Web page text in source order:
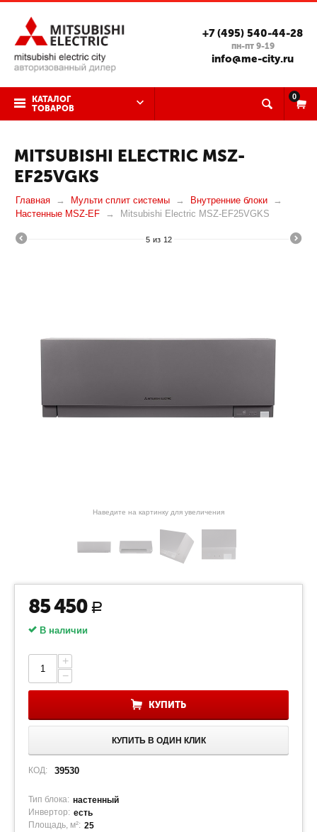
+7 (495) 540-44-28
пн-пт 9-19
info@me-city.ru
КАТАЛОГ
ТОВАРОВ
0
MITSUBISHI ELECTRIC MSZ-
EF25VGKS
Главная Мульти сплит системы
Внутренние блоки
Настенные MSZ-EF
Mitsubishi Electric MSZ-EF25VGKS
5 из 12
Наведите на картинку для увеличения
85 450 Р
В наличии
+
−
КУПИТЬ
КУПИТЬ В ОДИН КЛИК
КОД: 39530
Тип блока: настенный
Инвертор: есть
Площадь, м²: 25